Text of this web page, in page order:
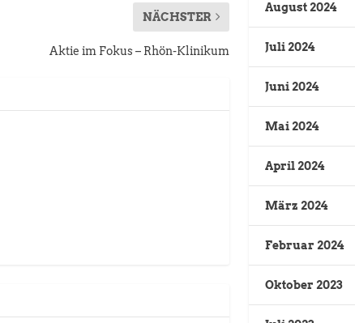
NÄCHSTER
Aktie im Fokus – Rhön-Klinikum
August 2024
Juli 2024
Juni 2024
Mai 2024
April 2024
März 2024
Februar 2024
Oktober 2023